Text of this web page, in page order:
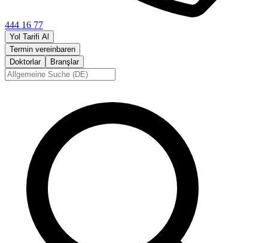
444 16 77
Yol Tarifi Al
Termin vereinbaren
Doktorlar
Branşlar